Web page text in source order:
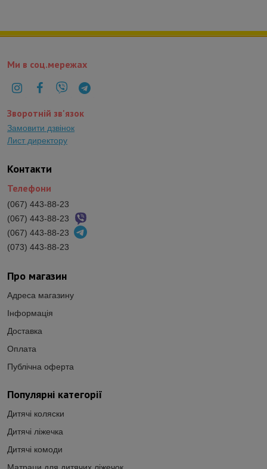
Популярні категорії
Дитячі коляски
Дитячі ліжечка
Дитячі комоди
Матраци для дитячих ліжечок
Про магазин
Адреса магазину
Інформація
Доставка
Оплата
Публічна оферта
Контакти
Телефони
(067) 443-88-23
(067) 443-88-23
(067) 443-88-23
(073) 443-88-23
Ми в соц.мережах
Зворотній зв'язок
Замовити дзвінок
Лист директору